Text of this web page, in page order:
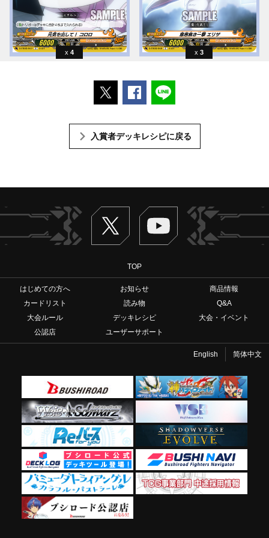
4 3
ポストするFacebookでシェアする
入賞者デッキレシピに戻る
Twitter ヴァンガードch
TOP
はじめての方へ お知らせ
商品情報
カードリスト
読み物
Q&A
大会ルール
デッキレシピ
大会・イベント
公認店
ユーザーサポート
English 简体中文